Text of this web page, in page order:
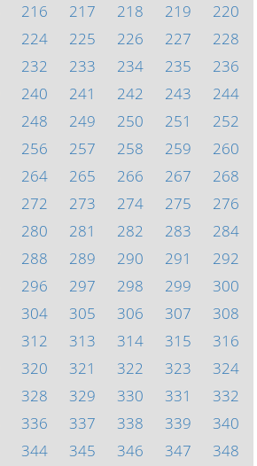
216 217 218 219
220
224 225 226 227
228
232 233 234 235
236
240 241 242 243
244
248 249 250 251
252
256 257 258 259
260
264 265 266 267
268
272 273 274 275
276
280 281 282 283
284
288 289 290 291
292
296 297 298 299
300
304 305 306 307
308
312 313 314 315
316
320 321 322 323
324
328 329 330 331
332
336 337 338 339
340
344 345 346 347 348